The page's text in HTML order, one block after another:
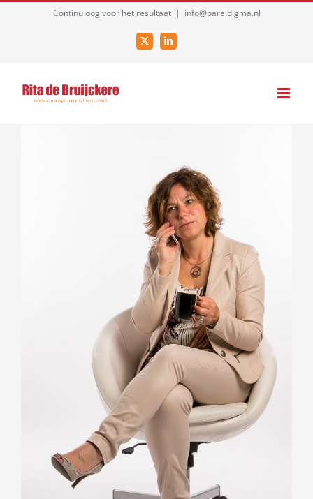
Continu oog voor het resultaat | info@pareldigma.nl
X LinkedIn